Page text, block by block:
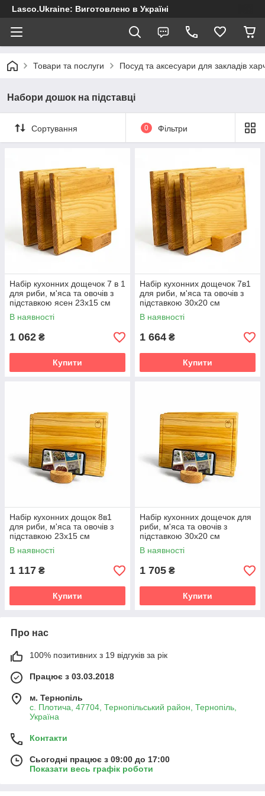
Lasco.Ukraine: Виготовлено в Україні
Товари та послуги Посуд та аксесуари для закладів
Набори дошок на підставці
Сортування 0 Фільтри
Набір кухонних дощечок 7 в 1
для риби, м'яса та овочів з
підставкою ясен 23х15 см
Lasco
В наявності
1 062 ₴
Купити
Набір кухонних дощечок 7в1
для риби, м'яса та овочів з
підставкою 30х20 см
В наявності
1 664 ₴
Купити
Набір кухонних дощок 8в1
для риби, м'яса та овочів з
підставкою 23х15 см
В наявності
1 117 ₴
Купити
Набір кухонних дощечок для
риби, м'яса та овочів з
підставкою 30х20 см
В наявності
1 705 ₴
Купити
Про нас
100% позитивних з 19 відгуків за рік
Працює з 03.03.2018
м. Тернопіль
с. Плотича, 47704, Тернопільський район, Тернопіль,
Україна
Контакти
Сьогодні працює з 09:00 до 17:00
Показати весь графік роботи